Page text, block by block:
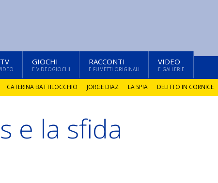
GIOCHI
E VIDEOGIOCHI
RACCONTI
E FUMETTI ORIGINALI
VIDEO
E GALLERIE
CATERINA BATTILOCCHIO JORGE DIAZ LA SPIA DELITTO IN CORNICE
e la sfida